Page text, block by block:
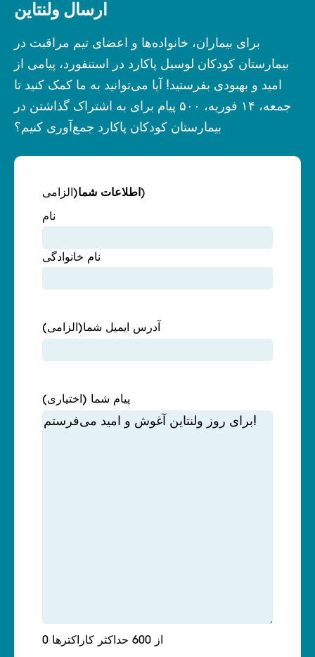
ارسال ولنتاین
برای بیماران، خانواده‌ها و اعضای تیم مراقبت در
بیمارستان کودکان لوسیل پاکارد در استنفورد، پیامی از
امید و بهبودی بفرستید! آیا می‌توانید به ما کمک کنید تا
جمعه، ۱۴ فوریه، ۵۰۰ پیام برای به اشتراک گذاشتن در
بیمارستان کودکان پاکارد جمع‌آوری کنیم؟
اطلاعات شما (الزامی)
نام
نام خانوادگی
آدرس ایمیل شما(الزامی)
پیام شما (اختیاری)
0 از 600 حداکثر کاراکترها